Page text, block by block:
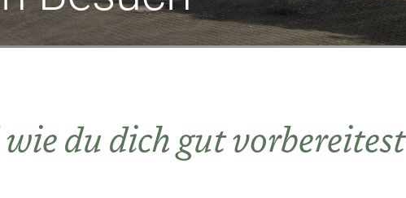
du dich gut vorbereitest